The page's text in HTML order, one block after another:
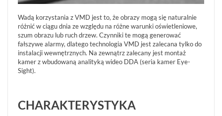
Wadą korzystania z VMD jest to, że obrazy mogą się naturalnie
różnić w ciągu dnia ze względu na różne warunki oświetleniowe,
szum obrazu lub ruch drzew. Czynniki te mogą generować
fałszywe alarmy, dlatego technologia VMD jest zalecana tylko do
instalacji wewnętrznych. Na zewnątrz zalecany jest montaż
kamer z wbudowaną analityką wideo DDA (seria kamer Eye-
Sight).
CHARAKTERYSTYKA